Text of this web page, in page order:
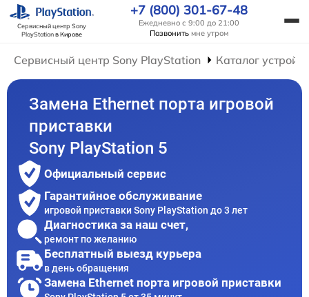
Сервисный центр Sony
PlayStationв Кирове
+7 (800) 301-67-48
Ежедневно с 9:00 до 21:00
Позвонить мне утром
Сервисный центр Sony PlayStation Каталог
Замена Ethernet порта игровой
приставки
Sony PlayStation 5
Официальный сервис
Гарантийное обслуживание
игровой приставки Sony PlayStation до 3 лет
Диагностика за наш счет,
ремонт по желанию
Бесплатный выезд курьера
в день обращения
Замена Ethernet порта игровой приставки